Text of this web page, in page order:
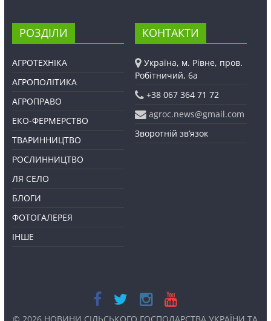
РОЗДІЛИ
АГРОТЕХНІКА
АГРОПОЛІТИКА
АГРОПРАВО
ЕКО-ФЕРМЕРСТВО
ТВАРИННИЦТВО
РОСЛИННИЦТВО
ЛЯ СЕЛО
БЛОГИ
ФОТОГАЛЕРЕЯ
ІНШЕ
КОНТАКТИ
Україна, м. Рівне, пров.
Робітничий, 6а
+38 067 364 71 72
agroc.news@gmail.com
Зворотній зв’язок